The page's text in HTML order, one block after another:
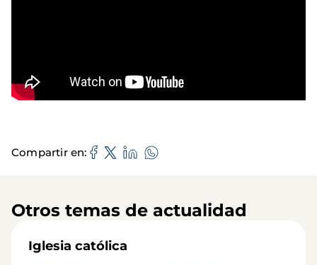
Compartir en
Otros temas de actualidad
Iglesia católica